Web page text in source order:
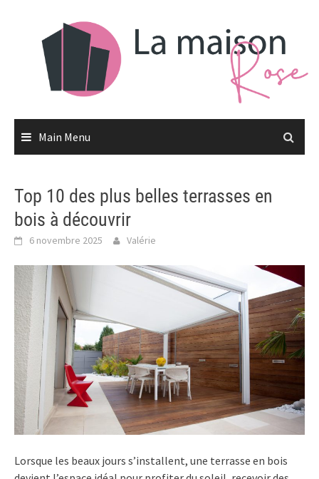
Main Menu
Top 10 des plus belles terrasses en
bois à découvrir
6 novembre 2025 Valérie
Lorsque les beaux jours s’installent, une terrasse en bois